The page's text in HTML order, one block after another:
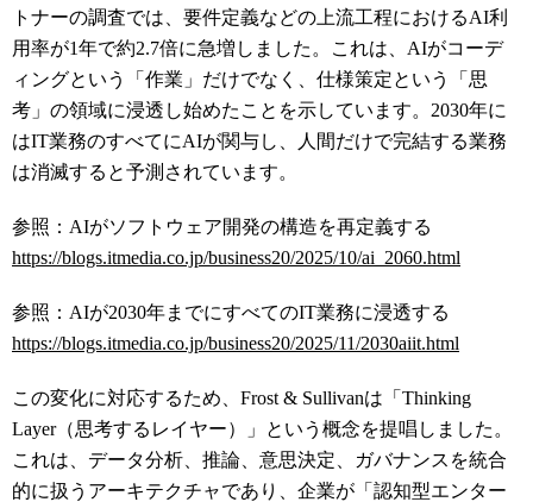
トナーの調査では、要件定義などの上流工程におけるAI利
用率が1年で約2.7倍に急増しました。これは、AIがコーデ
ィングという「作業」だけでなく、仕様策定という「思
考」の領域に浸透し始めたことを示しています。2030年に
はIT業務のすべてにAIが関与し、人間だけで完結する業務
は消滅すると予測されています。
参照：AIがソフトウェア開発の構造を再定義する
https://blogs.itmedia.co.jp/business20/2025/10/ai_2060.html
参照：AIが2030年までにすべてのIT業務に浸透する
https://blogs.itmedia.co.jp/business20/2025/11/2030aiit.html
この変化に対応するため、Frost & Sullivanは「Thinking
Layer（思考するレイヤー）」という概念を提唱しました。
これは、データ分析、推論、意思決定、ガバナンスを統合
的に扱うアーキテクチャであり、企業が「認知型エンター